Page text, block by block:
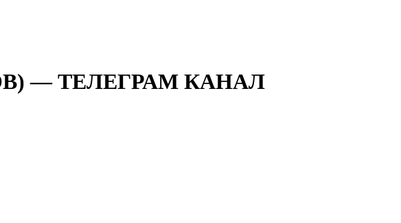
— ТЕЛЕГРАМ КАНАЛ